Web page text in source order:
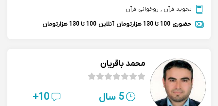
تجوید قرآن , روخوانی قرآن
حضوری 100 تا 130 هزارتومان آنلاین 100 تا 130 هزارتومان
محمد باقریان
5 سال 10+